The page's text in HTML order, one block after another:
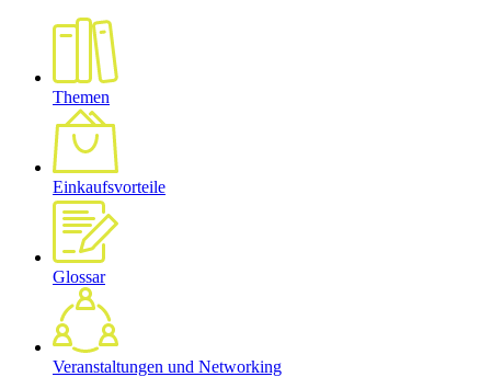
Themen
Einkaufsvorteile
Glossar
Veranstaltungen und Networking